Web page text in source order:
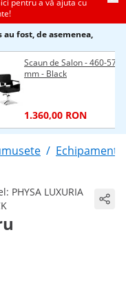
pentru a vă ajuta cu
fost, de asemenea,
Scaun de Salon - 460-570
mm - Black
1.360,00 RON
/ Echipament
PHYSA LUXURIA